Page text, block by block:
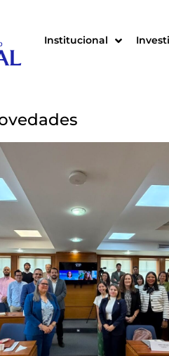
Institucional